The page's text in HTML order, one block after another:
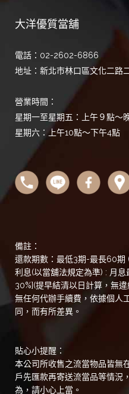
大洋優質當舖
電話：02-2602-6866
地址：新北市林口區文化二路
營業時間：
星期一至星期五：上午９點～
星期六：上午10點～下午4點
備註：
還款期數：最低3期-最長60期
利息(以當舖法規定為準) : 月息
30%](提早結清以日計算，無
無任何代辦手續費，依據個人
同，而有所差異。
貼心小提醒：
本公司所收售之流當物品皆無
戶先匯款再寄送流當品等情況
為，請小心上當。